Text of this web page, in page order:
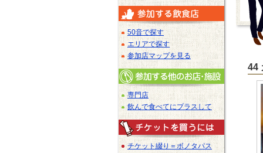
44
50音で探す
エリアで探す
参加店マップを見る
専門店
飲んで食べてにプラスして
チケット綴り＝ボノタパス